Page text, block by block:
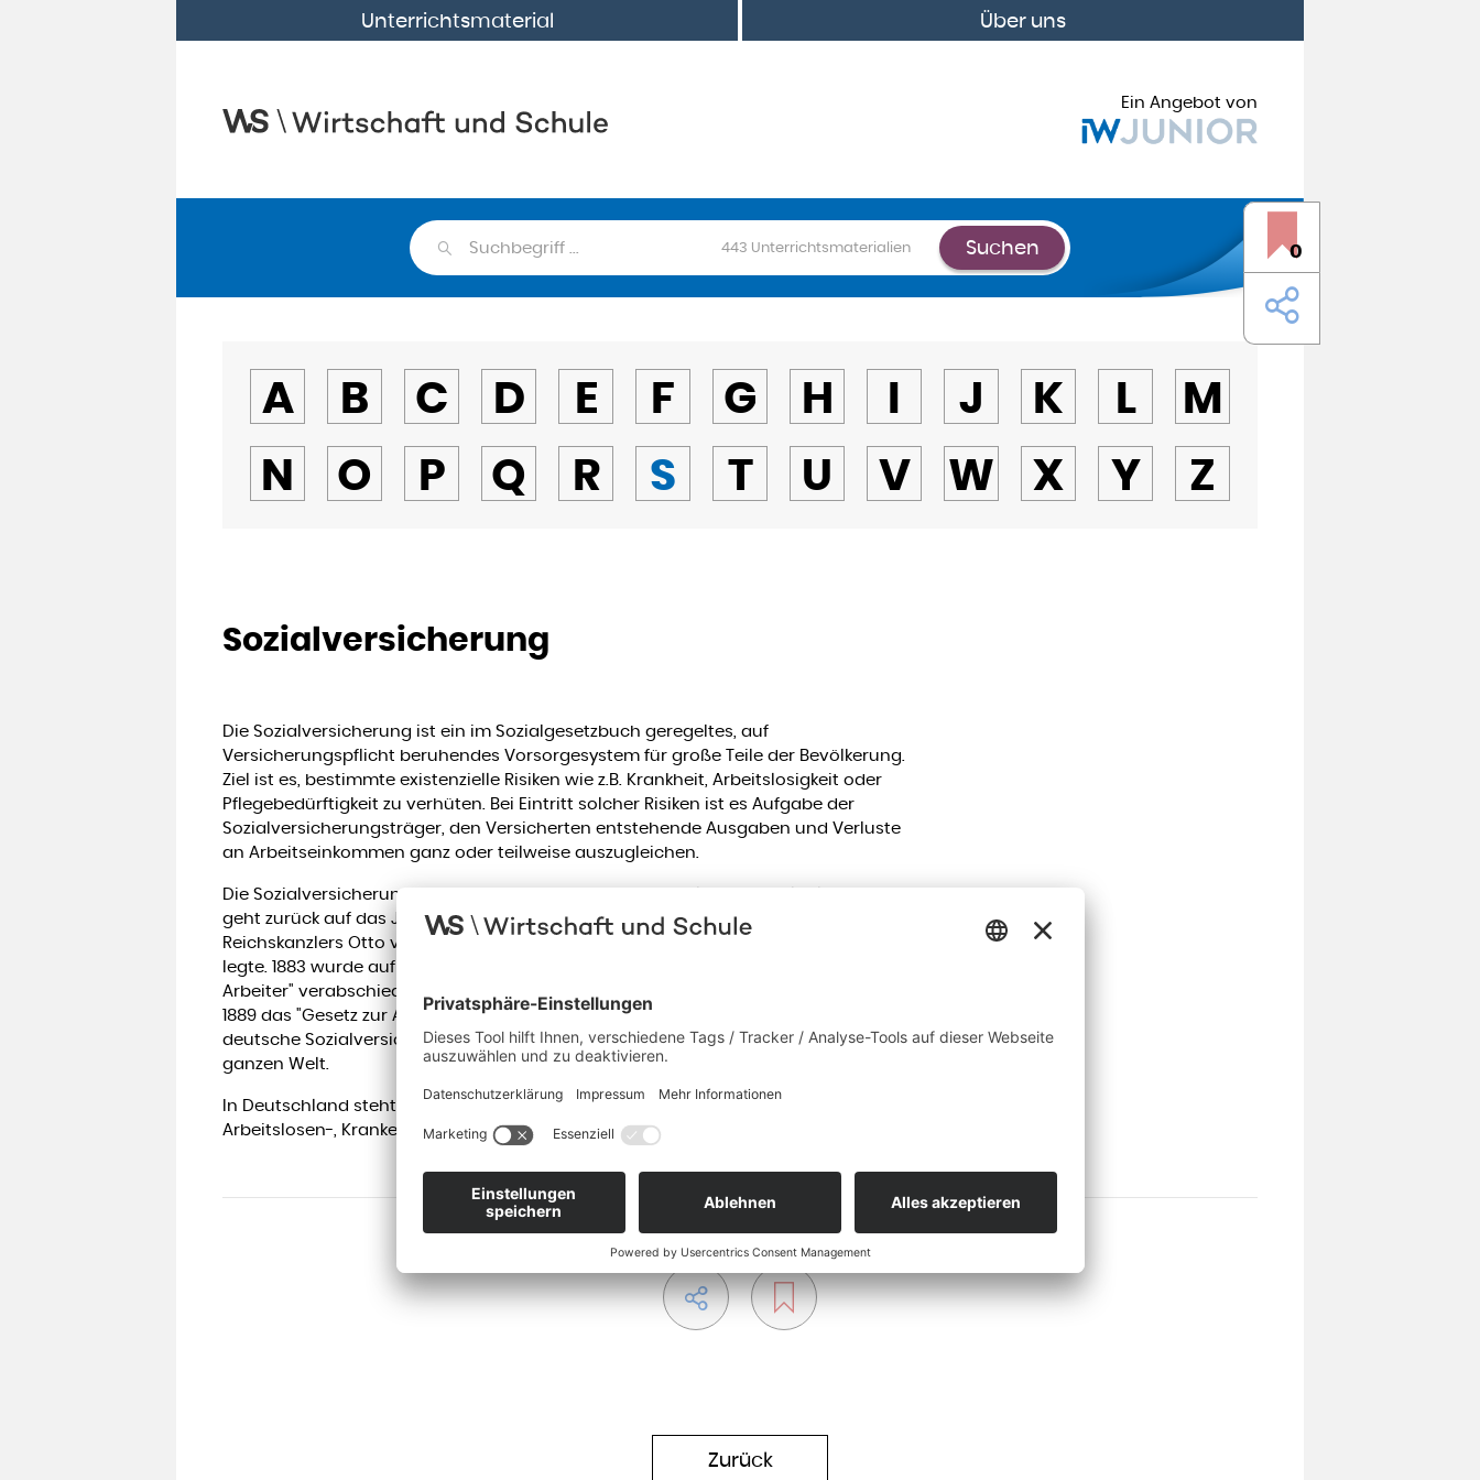
Unterrichtsmaterial Über uns
Ein Angebot von
Suchen 443 Unterrichtsmaterialien Suchen 0
A B C D E F G H I J K L
M
N
O P Q R S T U V W X Y Z
Sozialversicherung
Die Sozialversicherung ist ein im Sozialgesetzbuch geregeltes, auf
Versicherungspflicht beruhendes Vorsorgesystem für große Teile der Bevölkerung.
Ziel ist es, bestimmte existenzielle Risiken wie z.B. Krankheit, Arbeitslosigkeit oder
Pflegebedürftigkeit zu verhüten. Bei Eintritt solcher Risiken ist es Aufgabe der
Sozialversicherungsträger, den Versicherten entstehende Ausgaben und Verluste
an Arbeitseinkommen ganz oder teilweise auszugleichen.
Die Sozialversicherung ist ein wichtiges Instrument staatlicher Sozialpolitik und
geht zurück auf das Jahr 1881, als Kaiser Wilhelm I. auf Initiative des damaligen
Reichskanzlers Otto von Bismarck mit der "Kaiserlichen Botschaft" den Grundstein
legte. 1883 wurde auf dieser Basis das "Gesetz betr. die Krankenversicherung der
Arbeiter" verabschiedet, ein Jahr später folgte das Unfallversicherungsgesetz und
1889 das "Gesetz zur Alters- und Invaliditätssicherung" (Rentenversicherung). Die
deutsche Sozialversicherung wurde zum Vorbild für ähnliche Systeme auf der
ganzen Welt.
In Deutschland steht die Sozialversicherung derzeit auf den fünf Säulen
Arbeitslosen-, Kranken-, Renten-, Unfall- und Pflegeversicherung (seit 1995).
Zurück